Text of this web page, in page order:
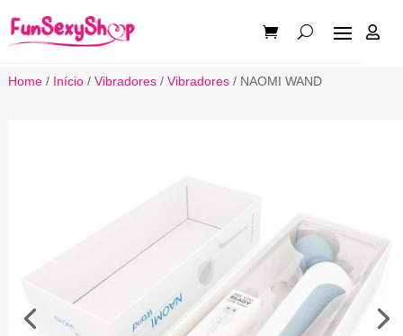

Home/ Início/ Vibradores/ Vibradores/ NAOMI WAND